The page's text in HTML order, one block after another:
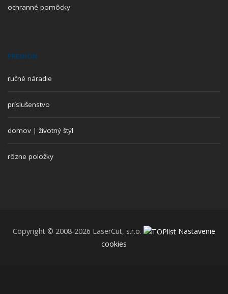
ochranné pomôcky
PREMION
ručné náradie
príslušenstvo
domov | životný štýl
rôzne položky
Copyright © 2008-2026 LaserCut, s.r.o.
Nastavenie
cookies